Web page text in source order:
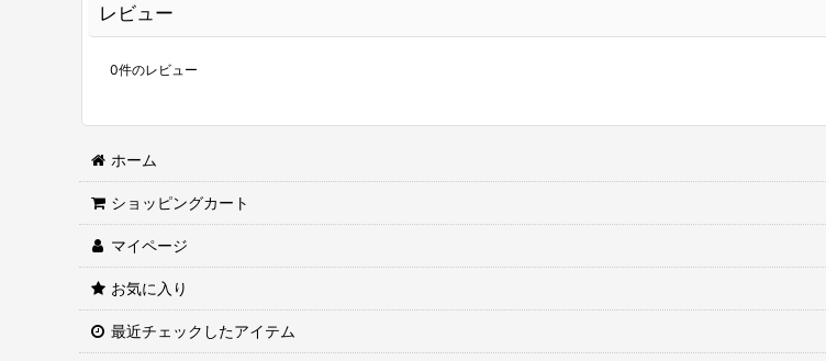
レビュー
0件のレビュー
ホーム
ショッピングカート
マイページ
お気に入り
最近チェックしたアイテム